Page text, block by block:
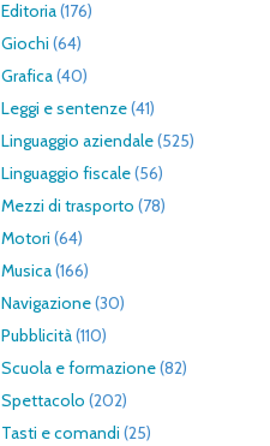
Editoria(176)
Giochi (64)
Grafica(40)
Leggi e sentenze(41)
Linguaggio aziendale(525)
Linguaggio fiscale(56)
Mezzi di trasporto (78)
Motori (64)
Musica(166)
Navigazione(30)
Pubblicità(110)
Scuola e formazione(82)
Spettacolo (202)
Tasti e comandi (25)